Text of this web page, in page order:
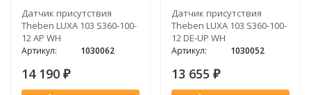
Датчик присутствия
Theben LUXA 103 S360-100-
12 AP WH
Артикул: 1030062
14 190 ₽
Датчик присутствия
Theben LUXA 103 S360-100-
12 DE-UP WH
Артикул: 1030052
13 655 ₽